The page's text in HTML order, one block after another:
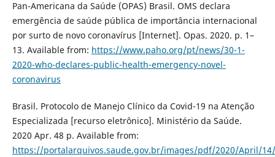
Pan-Americana da Saúde (OPAS) Brasil. OMS declara
emergência de saúde pública de importância internacional
por surto de novo coronavírus [Internet]. Opas. 2020. p. 1–
13. Available from: https://www.paho.org/pt/news/30-1-
2020-who-declares-public-health-emergency-novel-
coronavirus
Brasil. Protocolo de Manejo Clínico da Covid-19 na Atenção
Especializada [recurso eletrônico]. Ministério da Saúde.
2020 Apr. 48 p. Available from:
https://portalarquivos.saude.gov.br/images/pdf/2020/April/